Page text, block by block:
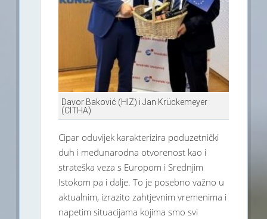
Davor Baković (HIZ) i Jan Krückemeyer
(CITHA)
Cipar oduvijek karakterizira poduzetnički
duh i međunarodna otvorenost kao i
strateška veza s Europom i Srednjim
Istokom pa i dalje. To je posebno važno u
aktualnim, izrazito zahtjevnim vremenima i
napetim situacijama kojima smo svi